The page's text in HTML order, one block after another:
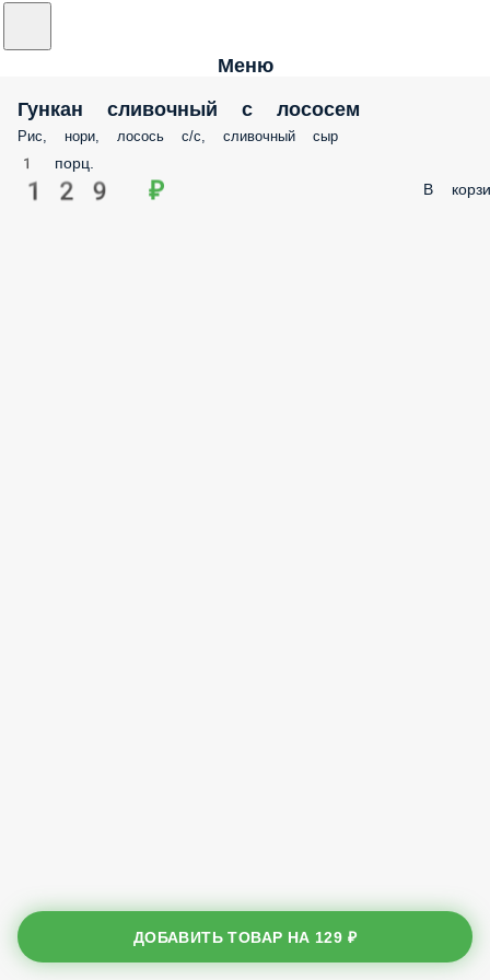
Меню
Гункан сливочный с лососем
Рис, нори, лосось с/с, сливочный сыр
1 порц.
129 ₽ В
ДОБАВИТЬ ТОВАР НА 129 ₽